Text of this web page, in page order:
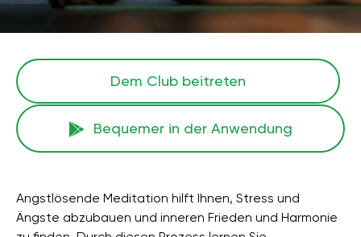
Dem Club beitreten
Bequemer in der Anwendung
Angstlösende Meditation hilft Ihnen, Stress und
Ängste abzubauen und inneren Frieden und Harmonie